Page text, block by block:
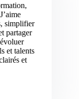
simplifier
partager
et talents
et